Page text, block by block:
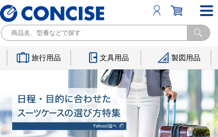
旅行用品 文具用品 製図用品